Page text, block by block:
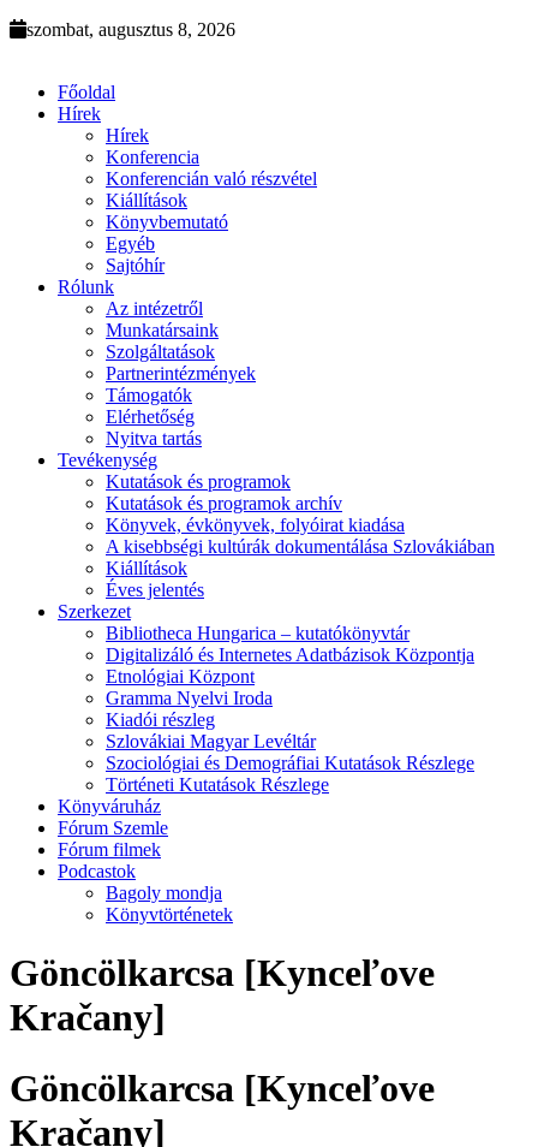
szombat, augusztus 8, 2026
Főoldal
Hírek
Hírek
Konferencia
Konferencián való részvétel
Kiállítások
Könyvbemutató
Egyéb
Sajtóhír
Rólunk
Az intézetről
Munkatársaink
Szolgáltatások
Partnerintézmények
Támogatók
Elérhetőség
Nyitva tartás
Tevékenység
Kutatások és programok
Kutatások és programok archív
Könyvek, évkönyvek, folyóirat kiadása
A kisebbségi kultúrák dokumentálása Szlovákiában
Kiállítások
Éves jelentés
Szerkezet
Bibliotheca Hungarica – kutatókönyvtár
Digitalizáló és Internetes Adatbázisok Központja
Etnológiai Központ
Gramma Nyelvi Iroda
Kiadói részleg
Szlovákiai Magyar Levéltár
Szociológiai és Demográfiai Kutatások Részlege
Történeti Kutatások Részlege
Könyváruház
Fórum Szemle
Fórum filmek
Podcastok
Bagoly mondja
Könyvtörténetek
Göncölkarcsa [Kynceľove
Kračany]
Göncölkarcsa [Kynceľove
Kračany]